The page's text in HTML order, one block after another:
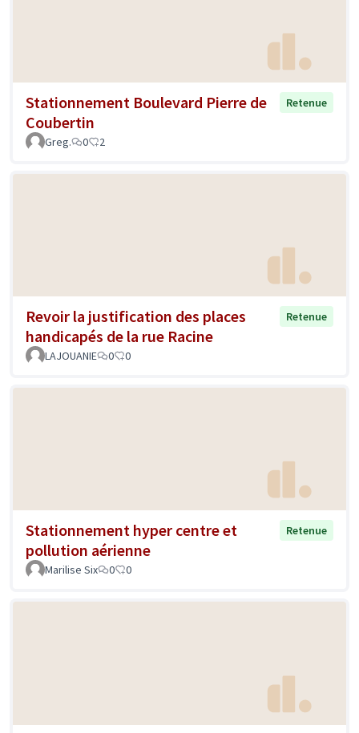
Stationnement Boulevard Pierre de
Coubertin
Retenue
Greg. 0 2
Revoir la justification des places
handicapés de la rue Racine
Retenue
LAJOUANIE 0 0
Stationnement hyper centre et
pollution aérienne
Retenue
Marilise Six 0 0